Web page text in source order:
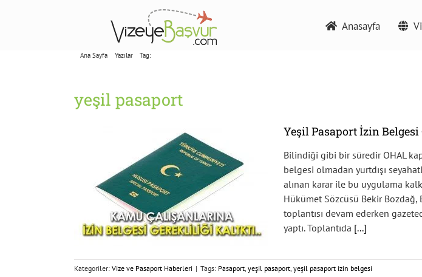
Anasayfa
yeşil pasaport
Ana Sayfa Yazılar Tag:yeşil pasaport
Yeşil Pasaport İzin
Bilindiği gibi bir süredir OHAL
belgesi olmadan yurtdışı
alınan karar ile bu uygulama
Hükümet Sözcüsü Bekir Bozdağ,
toplantısı devam ederken
yaptı. Toplantıda [...]
Kategoriler: Vize ve Pasaport Haberleri | Tags: Pasaport yeşil pasaport yeşil pasaport izin belgesi